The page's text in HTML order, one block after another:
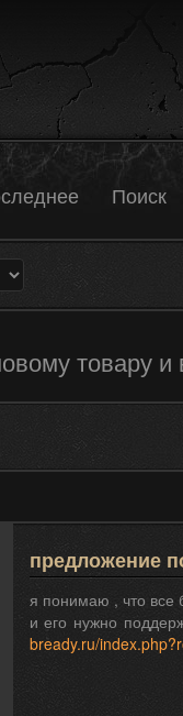
Поиск
товару и
предложение
я понимаю , что все
и его нужно
bready.ru/